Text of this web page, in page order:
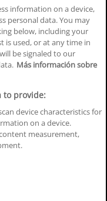
information on a device,
personal data. You may
below, including your
is used, or at any time in
be signaled to our
Más información sobre
to provide:
device characteristics for
on a device.
measurement,